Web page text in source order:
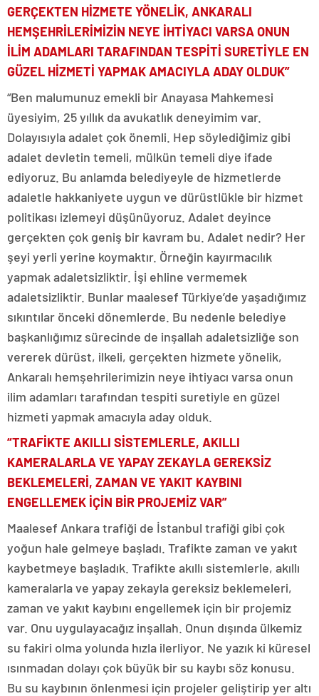
GERÇEKTEN HİZMETE YÖNELİK, ANKARALI
HEMŞEHRİLERİMİZİN NEYE İHTİYACI VARSA ONUN
İLİM ADAMLARI TARAFINDAN TESPİTİ SURETİYLE EN
GÜZEL HİZMETİ YAPMAK AMACIYLA ADAY OLDUK”
“Ben malumunuz emekli bir Anayasa Mahkemesi
üyesiyim, 25 yıllık da avukatlık deneyimim var.
Dolayısıyla adalet çok önemli. Hep söylediğimiz gibi
adalet devletin temeli, mülkün temeli diye ifade
ediyoruz. Bu anlamda belediyeyle de hizmetlerde
adaletle hakkaniyete uygun ve dürüstlükle bir hizmet
politikası izlemeyi düşünüyoruz. Adalet deyince
gerçekten çok geniş bir kavram bu. Adalet nedir? Her
şeyi yerli yerine koymaktır. Örneğin kayırmacılık
yapmak adaletsizliktir. İşi ehline vermemek
adaletsizliktir. Bunlar maalesef Türkiye’de yaşadığımız
sıkıntılar önceki dönemlerde. Bu nedenle belediye
başkanlığımız sürecinde de inşallah adaletsizliğe son
vererek dürüst, ilkeli, gerçekten hizmete yönelik,
Ankaralı hemşehrilerimizin neye ihtiyacı varsa onun
ilim adamları tarafından tespiti suretiyle en güzel
hizmeti yapmak amacıyla aday olduk.
“TRAFİKTE AKILLI SİSTEMLERLE, AKILLI
KAMERALARLA VE YAPAY ZEKAYLA GEREKSİZ
BEKLEMELERİ, ZAMAN VE YAKIT KAYBINI
ENGELLEMEK İÇİN BİR PROJEMİZ VAR”
Maalesef Ankara trafiği de İstanbul trafiği gibi çok
yoğun hale gelmeye başladı. Trafikte zaman ve yakıt
kaybetmeye başladık. Trafikte akıllı sistemlerle, akıllı
kameralarla ve yapay zekayla gereksiz beklemeleri,
zaman ve yakıt kaybını engellemek için bir projemiz
var. Onu uygulayacağız inşallah. Onun dışında ülkemiz
su fakiri olma yolunda hızla ilerliyor. Ne yazık ki küresel
ısınmadan dolayı çok büyük bir su kaybı söz konusu.
Bu su kaybının önlenmesi için projeler geliştirip yer altı